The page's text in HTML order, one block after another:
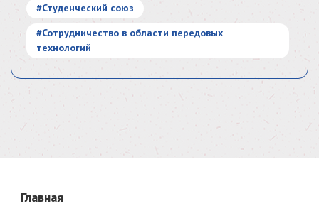
#Студенческий союз
#Сотрудничество в области передовых
технологий
Главная